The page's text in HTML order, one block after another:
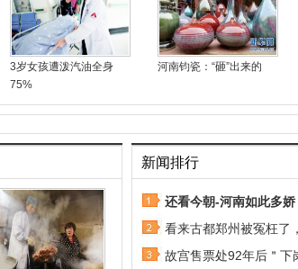
3岁女孩遭泼汽油全身
75%
河南钧瓷：“砸”出来的
新闻排行
还看今朝-河南如此多
看来古都郑州被冤枉了
故宫售票处92年后＂下